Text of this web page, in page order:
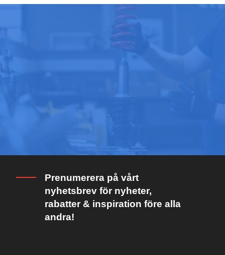
Prenumerera på vårt
nyhetsbrev för nyheter,
rabatter & inspiration före alla
andra!